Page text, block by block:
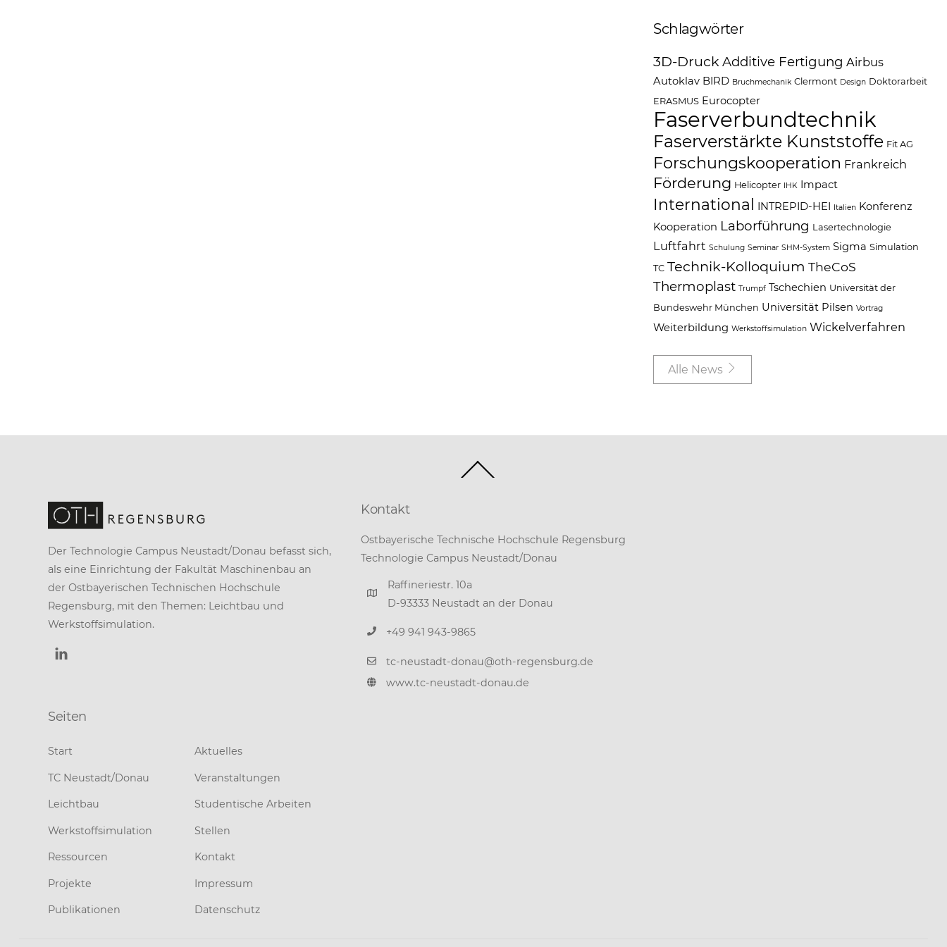
Schlagwörter
3D-DruckAdditive Fertigung Airbus
Autoklav BIRD Bruchmechanik Clermont Design Doktorarbeit
ERASMUS Eurocopter
Faserverbundtechnik
Faserverstärkte Kunststoffe Fit AG
Forschungskooperation Frankreich
Förderung Helicopter IHK Impact
International INTREPID-HEI Italien Konferenz
Kooperation Laborführung Lasertechnologie
Luftfahrt Schulung Seminar SHM-System Sigma Simulation
TC Technik-Kolloquium TheCoS
Thermoplast Trumpf Tschechien Universität der
Bundeswehr München Universität Pilsen Vortrag
Weiterbildung Werkstoffsimulation Wickelverfahren
Alle News
To
Der Technologie Campus Neustadt/Donau befasst sich,
als eine Einrichtung der Fakultät Maschinenbau an
derOstbayerischen Technischen Hochschule
Regensburg, mit den Themen: Leichtbau und
Werkstoffsimulation.
Kontakt
Ostbayerische Technische Hochschule Regensburg
Technologie Campus Neustadt/Donau
Raffineriestr. 10a
D-93333 Neustadt an der Donau
+49 941 943-9865
tc-neustadt-donau@oth-regensburg.de
www.tc-neustadt-donau.de
Seiten
Start
TC Neustadt/Donau
Leichtbau
Werkstoffsimulation
Ressourcen
Projekte
Publikationen
Aktuelles
Veranstaltungen
Studentische Arbeiten
Stellen
Kontakt
Impressum
Datenschutz